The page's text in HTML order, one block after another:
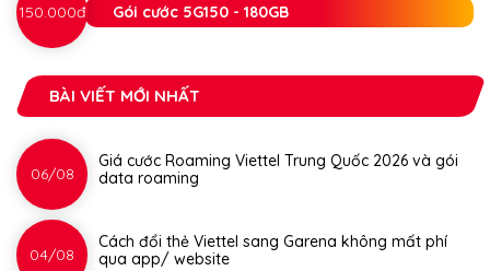
150.000đ Gói cước 5G150 - 180GB
BÀI VIẾT MỚI NHẤT
06/08
Giá cước Roaming Viettel Trung Quốc 2026 và gói
data roaming
04/08
Cách đổi thẻ Viettel sang Garena không mất phí
qua app/ website